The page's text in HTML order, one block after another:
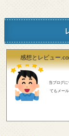
感想とレビュー
当ブログについて レビューのご依頼は、こちらのフォー
てもメー